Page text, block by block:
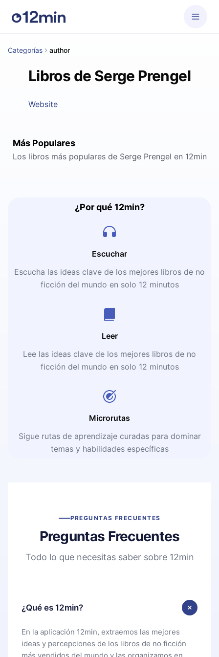
Categorías author
Libros de Serge Prengel
Website
Más Populares
Los libros más populares de Serge Prengel en 12min
¿Por qué 12min?
Escuchar
Escucha las ideas clave de los mejores libros de no
ficción del mundo en solo 12 minutos
Leer
Lee las ideas clave de los mejores libros de no
ficción del mundo en solo 12 minutos
Microrutas
Sigue rutas de aprendizaje curadas para dominar
temas y habilidades específicas
PREGUNTAS FRECUENTES
Preguntas Frecuentes
Todo lo que necesitas saber sobre 12min
¿Qué es 12min?
En la aplicación 12min, extraemos las mejores
ideas y percepciones de los libros de no ficción